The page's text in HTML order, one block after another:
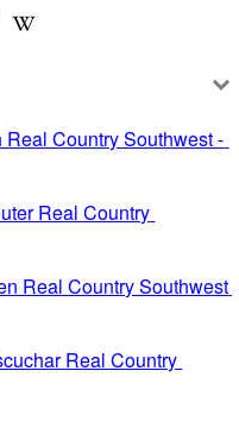
Real Country Southwest -
Real Country
Real Country Southwest
Real Country